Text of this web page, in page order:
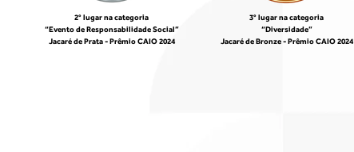
2° lugar na categoria
“Evento de Responsabilidade Social”
Jacaré de Prata -Prêmio CAIO 2024
3° lugar na categoria
“Diversidade”
Jacaré de Bronze -Prêmio CAIO 2024